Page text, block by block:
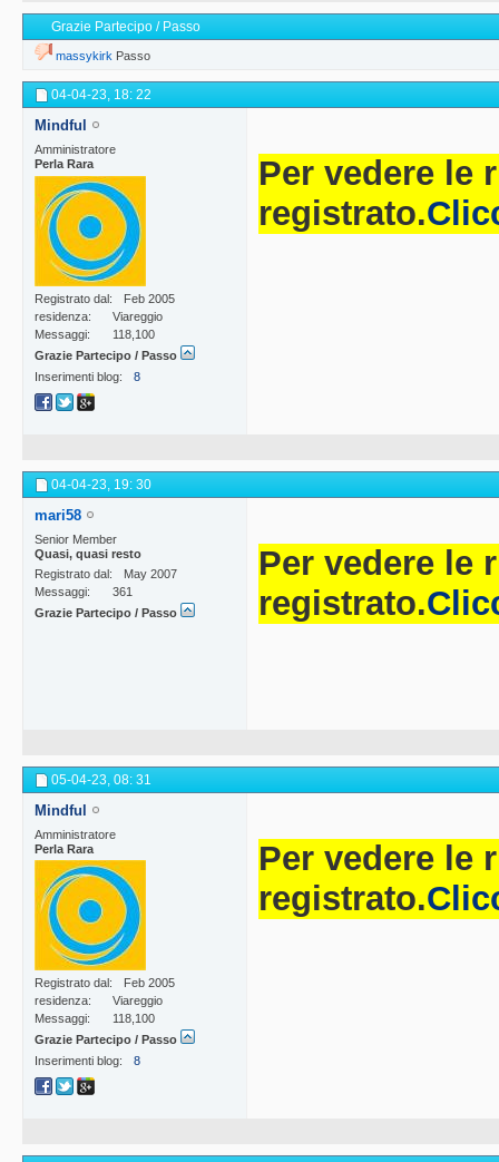
Grazie Partecipo / Passo
massykirk Passo
04-04-23, 18: 22
Mindful
Amministratore
Perla Rara
Registrato dal
Feb 2005
residenza
Viareggio
Messaggi
118,100
Grazie Partecipo / Passo
Inserimenti blog
8
Per vedere le
registrato.
04-04-23, 19: 30
mari58
Senior Member
Quasi, quasi resto
Registrato dal
May 2007
Messaggi
361
Grazie Partecipo / Passo
Per vedere le
registrato.
05-04-23, 08: 31
Mindful
Amministratore
Perla Rara
Registrato dal
Feb 2005
residenza
Viareggio
Messaggi
118,100
Grazie Partecipo / Passo
Inserimenti blog
8
Per vedere le
registrato.